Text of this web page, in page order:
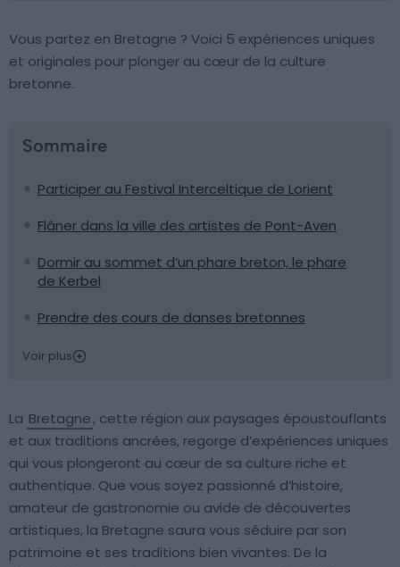
Vous partez en Bretagne ? Voici 5 expériences uniques
et originales pour plonger au cœur de la culture
bretonne.
Sommaire
Participer au Festival Interceltique de Lorient
Flâner dans la ville des artistes de Pont-Aven
Dormir au sommet d’un phare breton, le phare
de Kerbel
Prendre des cours de danses bretonnes
Voir plus
La Bretagne, cette région aux paysages époustouflants
et aux traditions ancrées, regorge d’expériences uniques
qui vous plongeront au cœur de sa culture riche et
authentique. Que vous soyez passionné d’histoire,
amateur de gastronomie ou avide de découvertes
artistiques, la Bretagne saura vous séduire par son
patrimoine et ses traditions bien vivantes. De la